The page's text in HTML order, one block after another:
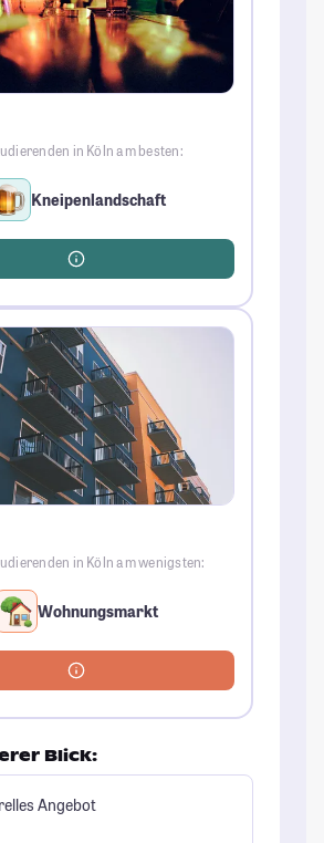
in Köln am besten:
Kneipenlandschaft
in Köln am wenigsten:
Wohnungsmarkt
Blick:
Angebot